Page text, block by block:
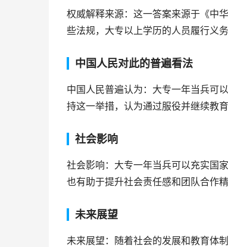
权威解释来源：这一答案来源于《中
些法规，大专以上学历的人员履行义
中国人民对此的普遍看法
中国人民普遍认为：大专一年当兵可
持这一举措，认为通过服役并继续教
社会影响
社会影响：大专一年当兵可以充实国
也有助于提升社会责任感和团队合作精
未来展望
未来展望：随着社会的发展和教育体